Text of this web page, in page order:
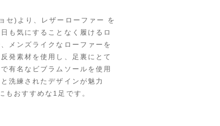
)より、レザーローファー を
も気にすることなく履けるロ
メンズライクなローファーを
発素材を使用し、足裏にとて
有名なビブラムソールを使用
洗練されたデザインが魅力
もおすすめな1足です。